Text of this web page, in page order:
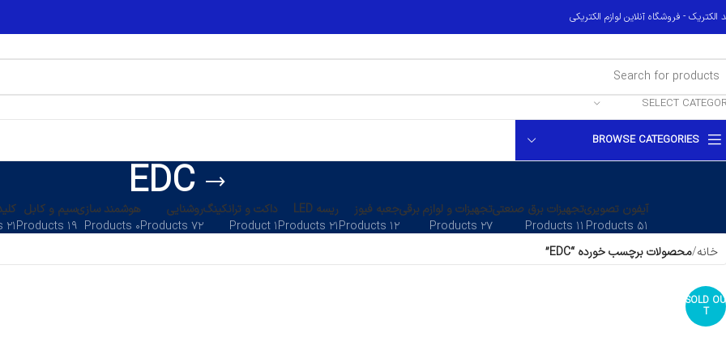
الکتریک - فروشگاه آنلاین لوازم الکتریکی
SELECT
BROWSE CATEGORIES
EDC
آیفون تصویری
۵۱ Products
تجهیزات برق صنعتی
۱۱ Products
تجهیزات و لوازم برقی
۲۷ Products
جعبه فیوز
۱۲ Products
ریسه LED
۲۱ Products
داکت و ترانکینگ
۱ Product
روشنایی
۷۲ Products
هوشمند سازی
۰ Products
سیم و کابل
۱۹ Products
۲۱ Products
خانه محصولات برچسب خورده “EDC”
SOLD OU
T